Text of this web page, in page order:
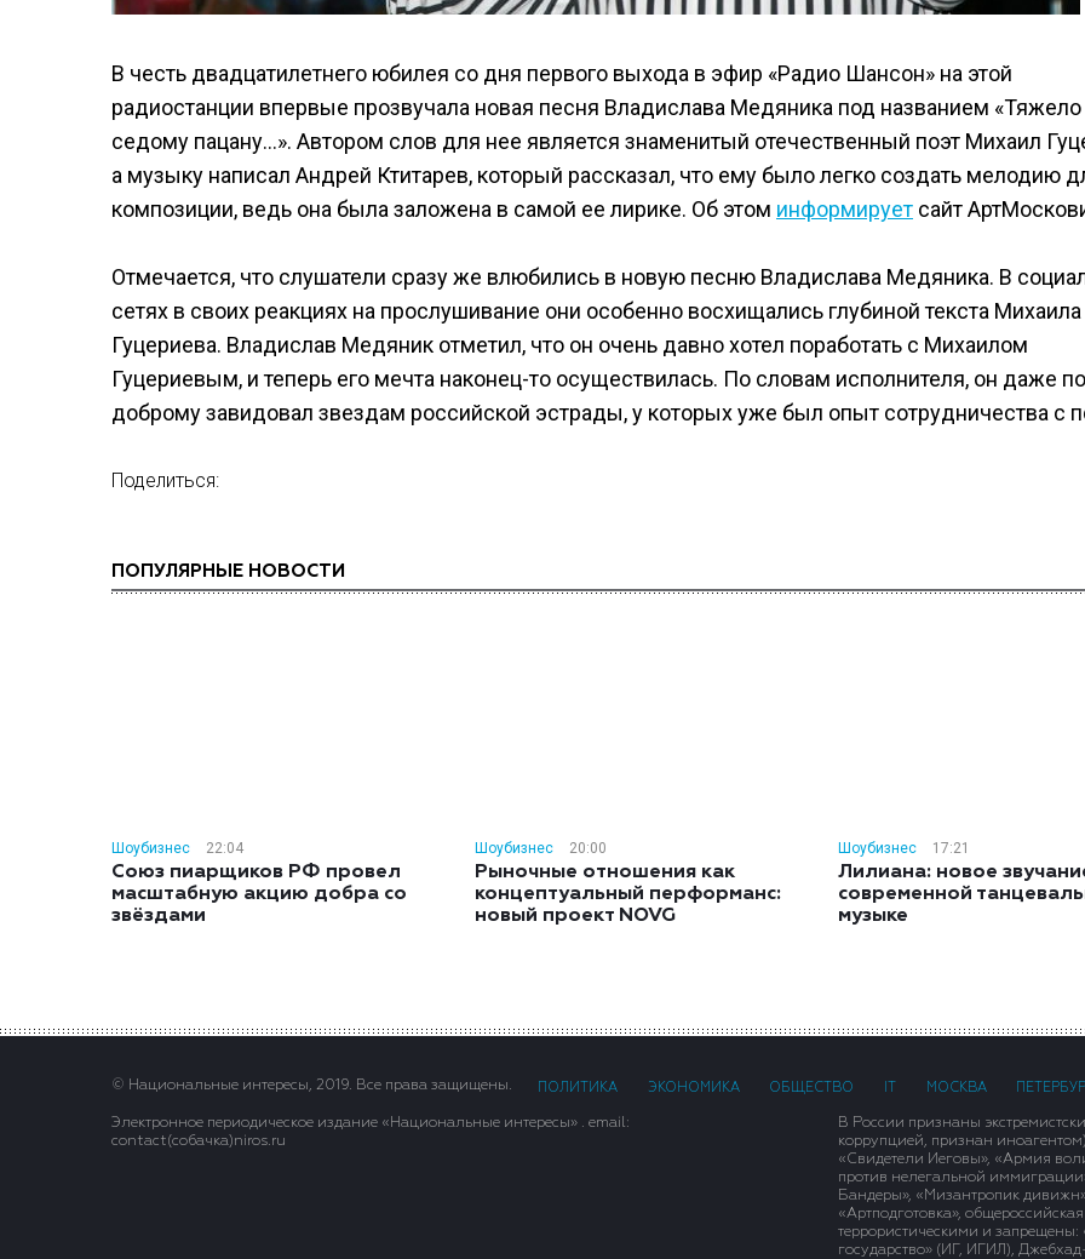
В честь двадцатилетнего юбилея со дня первого выхода в эфир «Радио Шансон» на этой
радиостанции впервые прозвучала новая песня Владислава Медяника под названием «Тяжело
седому пацану…». Автором слов для нее является знаменитый отечественный поэт Михаил
а музыку написал Андрей Ктитарев, который рассказал, что ему было легко создать мелодию
композиции, ведь она была заложена в самой ее лирике. Об этом информирует сайт
Отмечается, что слушатели сразу же влюбились в новую песню Владислава Медяника. В
сетях в своих реакциях на прослушивание они особенно восхищались глубиной текста Михаила
Гуцериева. Владислав Медяник отметил, что он очень давно хотел поработать с Михаилом
Гуцериевым, и теперь его мечта наконец-то осуществилась. По словам исполнителя, он даже
доброму завидовал звездам российской эстрады, у которых уже был опыт сотрудничества с
Поделиться:
ПОПУЛЯРНЫЕ НОВОСТИ
Шоубизнес 22:04
Союз пиарщиков РФ провел
масштабную акцию добра со
звёздами
Шоубизнес 20:00
Рыночные отношения как
концептуальный перформанс:
новый проект NOVG
Шоубизнес 17:21
Лилиана: новое
современной
музыке
© Национальные интересы, 2019. Все права защищены. ПОЛИТИКА ЭКОНОМИКА ОБЩЕСТВО МОСКВА
Электронное периодическое издание «Национальные интересы» . email:
contact(сoбaчка)niros.ru
В России признаны
коррупцией, признан
«Свидетели Иеговы», «Армия
против нелегальной
Бандеры», «Мизантропик
«Артподготовка»,
террористическими и
государство» (ИГ, ИГИЛ),